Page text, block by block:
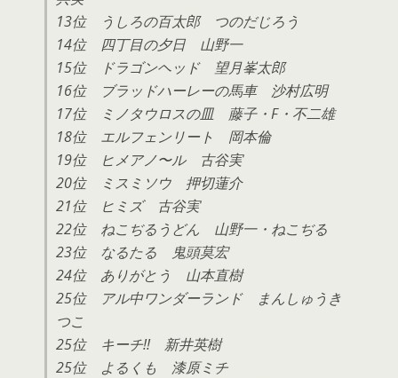
13位 うしろの百太郎 つのだじろう
14位 四丁目の夕日 山野一
15位 ドラゴンヘッド 望月峯太郎
16位 ブラッドハーレーの馬車 沙村広明
17位 ミノタウロスの皿 藤子・F・不二雄
18位 エルフェンリート 岡本倫
19位 ヒメアノ〜ル 古谷実
20位 ミスミソウ 押切蓮介
21位 ヒミズ 古谷実
22位 ねこぢるうどん 山野一・ねこぢる
23位 なるたる 鬼頭莫宏
24位 ありがとう 山本直樹
25位 アル中ワンダーランド まんしゅうき
つこ
25位 キーチ!! 新井英樹
25位 よるくも 漆原ミチ